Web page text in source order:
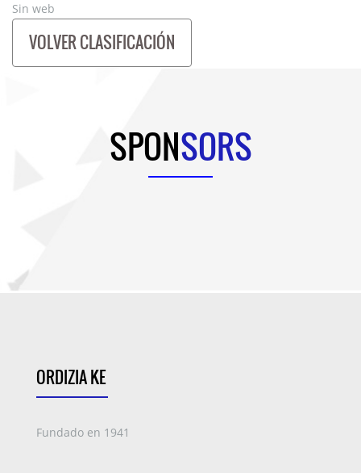
Sin web
VOLVER CLASIFICACIÓN
SPONSORS
ORDIZIA KE
Fundado en 1941